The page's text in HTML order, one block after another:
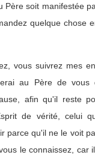
Père soit manifestée
quelque chose
vous suivrez mes
au Père de vous
afin qu'il reste
de vérité, celui
parce qu'il ne le voit
le connaissez, car